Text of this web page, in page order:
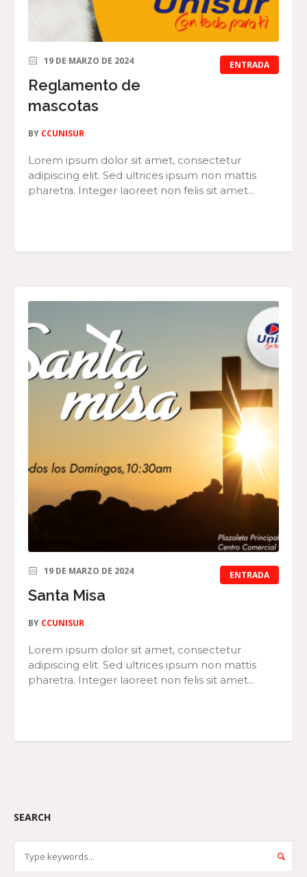
ENTRADA
19 DE MARZO DE 2024
Reglamento de
mascotas
BY CCUNISUR
Lorem ipsum dolor sit amet, consectetur
adipiscing elit. Sed ultrices ipsum non mattis
pharetra. Integer laoreet non felis sit amet...
ENTRADA
19 DE MARZO DE 2024
Santa Misa
BY CCUNISUR
Lorem ipsum dolor sit amet, consectetur
adipiscing elit. Sed ultrices ipsum non mattis
pharetra. Integer laoreet non felis sit amet...
SEARCH